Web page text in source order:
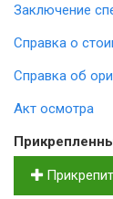
Заключение
Справка о
Справка об
Акт осмотра